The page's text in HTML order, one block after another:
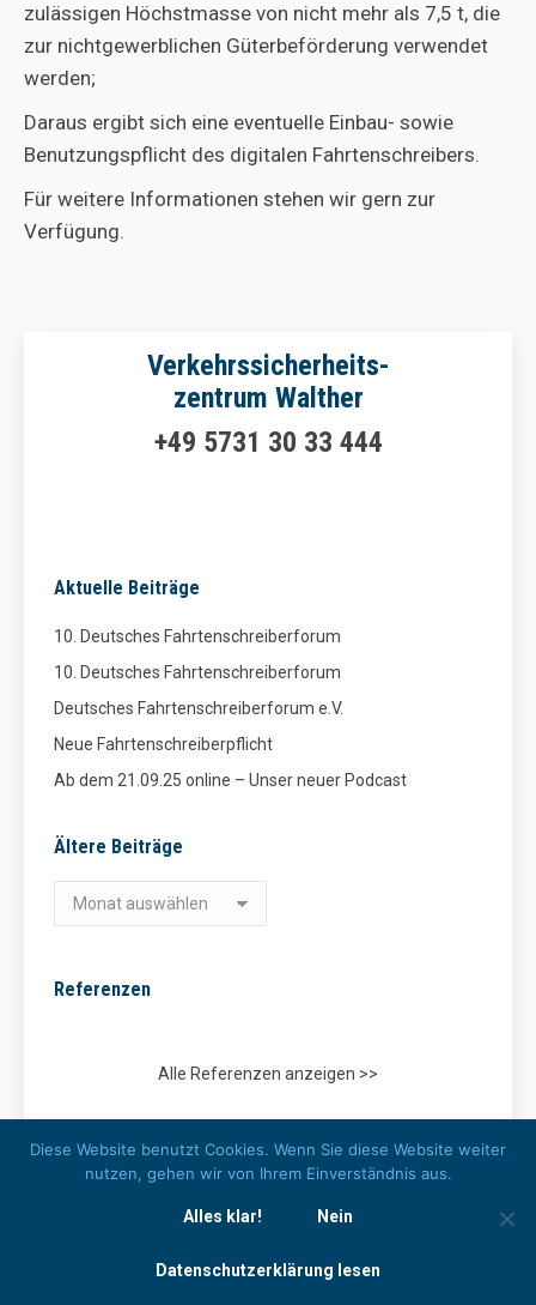
zulässigen Höchstmasse von nicht mehr als 7,5 t, die
zur nichtgewerblichen Güterbeförderung verwendet
werden;
Daraus ergibt sich eine eventuelle Einbau- sowie
Benutzungspflicht des digitalen Fahrtenschreibers.
Für weitere Informationen stehen wir gern zur
Verfügung.
Verkehrssicherheits-
zentrum Walther
+49 5731 30 33 444
Aktuelle Beiträge
10. Deutsches Fahrtenschreiberforum
10. Deutsches Fahrtenschreiberforum
Deutsches Fahrtenschreiberforum e.V.
Neue Fahrtenschreiberpflicht
Ab dem 21.09.25 online – Unser neuer Podcast
Ältere Beiträge
Ältere
Beiträge
Referenzen
Alle Referenzen anzeigen >>
Kooperationspartner
© Verkehrssicherheitszentrum Walther Beratungsgesellschaft mbH
Diese Website benutzt Cookies. Wenn Sie diese Website weiter
nutzen, gehen wir von Ihrem Einverständnis aus.
Alles klar! Nein
Datenschutzerklärung lesen